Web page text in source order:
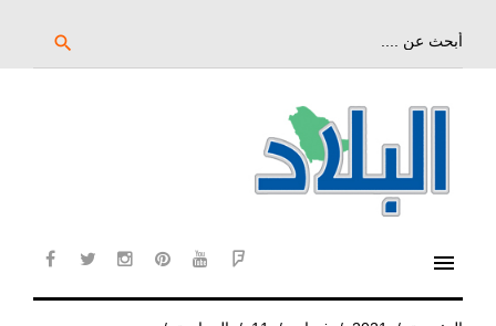
search
menu